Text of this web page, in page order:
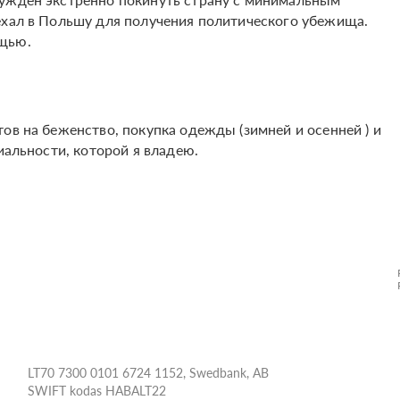
в Польшу для получения политического убежища.
на беженство, покупка одежды (зимней и осенней ) и
которой я владею.
LT70 7300 0101 6724 1152, Swedbank, AB
SWIFT kodas HABALT22